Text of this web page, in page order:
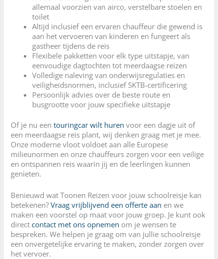
allemaal voorzien van airco, verstelbare stoelen en
toilet
Altijd inclusief een ervaren chauffeur die gewend is
aan het vervoeren van kinderen en fungeert als
gastheer tijdens de reis
Flexibele pakketten voor elk type uitstapje, van
eenvoudige dagtochten tot meerdaagse reizen
Volledige naleving van onderwijsregulaties en
veiligheidsnormen, inclusief SKTB-certificering
Persoonlijk advies over de beste route en
busgrootte voor jouw specifieke uitstapje
Of je nu eentouringcar wilt huren voor een dagje uit of
een meerdaagse reis plant, wij denken graag met je mee.
Onze moderne vloot voldoet aan alle Europese
milieunormen en onze chauffeurs zorgen voor een veilige
en ontspannen reis waarin jij en de leerlingen kunnen
genieten.
Benieuwd wat Toonen Reizen voor jouw schoolreisje kan
betekenen?Vraag vrijblijvend een offerte aan en we
maken een voorstel op maat voor jouw groep. Je kunt ook
directcontact met ons opnemen om je wensen te
bespreken. We helpen je graag om van jullie schoolreisje
een onvergetelijke ervaring te maken, zonder zorgen over
het vervoer.